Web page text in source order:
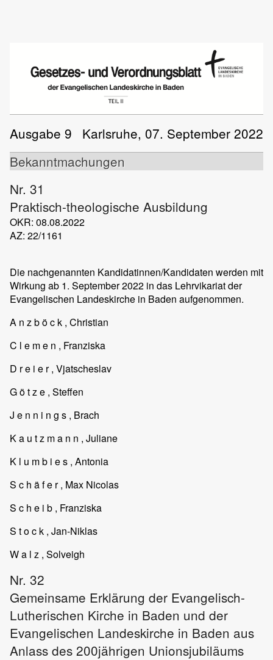
Ausgabe 9
Karlsruhe, 07. September 2022
Bekanntmachungen
Nr. 31
Praktisch-theologische Ausbildung
OKR: 08.08.2022
AZ: 22/1161
Die nachgenannten Kandidatinnen/Kandidaten werden mit
Wirkung ab 1. September 2022 in das Lehrvikariat der
Evangelischen Landeskirche in Baden aufgenommen.
A n z b ö c k , Christian
C l e m e n , Franziska
D r e i e r , Vjatscheslav
G ö t z e , Steffen
J e n n i n g s , Brach
K a u t z m a n n , Juliane
K l u m b i e s , Antonia
S c h ä f e r , Max Nicolas
S c h e i b , Franziska
S t o c k , Jan-Niklas
W a l z , Solveigh
Nr. 32
Gemeinsame Erklärung der Evangelisch-
Lutherischen Kirche in Baden und der
Evangelischen Landeskirche in Baden aus
Anlass des 200jährigen Unionsjubiläums